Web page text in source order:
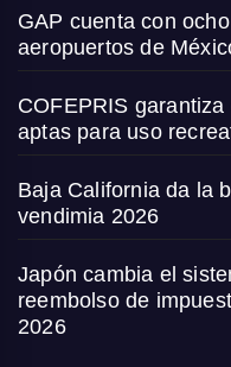
GAP cuenta con
aeropuertos de
COFEPRIS
aptas para uso
Baja California da la
vendimia 2026
Japón cambia el
reembolso de
2026